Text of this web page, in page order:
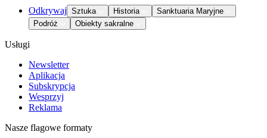
Odkrywaj Sztuka Historia
Sanktuaria Maryjne
Podróż
Obiekty sakralne
Usługi
Newsletter
Aplikacja
Subskrypcja
Wesprzyj
Reklama
Nasze flagowe formaty